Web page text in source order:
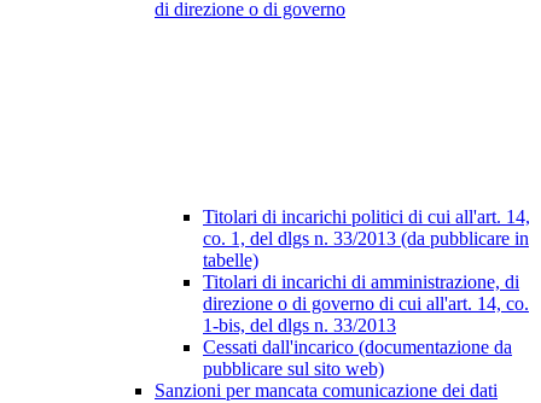
di direzione o di governo
Titolari di incarichi politici di cui all'art. 14,
co. 1, del dlgs n. 33/2013 (da pubblicare in
tabelle)
Titolari di incarichi di amministrazione, di
direzione o di governo di cui all'art. 14, co.
1-bis, del dlgs n. 33/2013
Cessati dall'incarico (documentazione da
pubblicare sul sito web)
Sanzioni per mancata comunicazione dei dati